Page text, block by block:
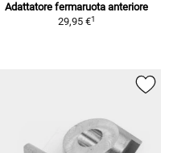
Adattatore fermaruota anteriore
29,95 €1